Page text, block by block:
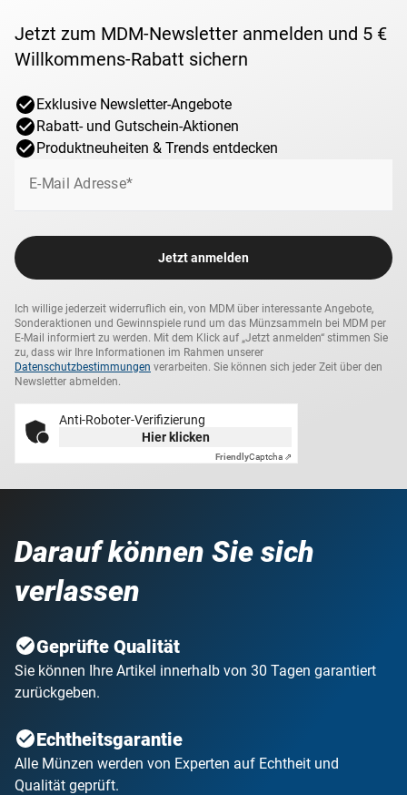
Jetzt zum MDM-Newsletter anmelden und 5 €
Willkommens-Rabatt sichern
Exklusive Newsletter-Angebote
Rabatt- und Gutschein-Aktionen
Produktneuheiten & Trends entdecken
E-Mail Adresse*
Jetzt anmelden
Ich willige jederzeit widerruflich ein, von MDM über interessante Angebote,
Sonderaktionen und Gewinnspiele rund um das Münzsammeln bei MDM per
E-Mail informiert zu werden. Mit dem Klick auf „Jetzt anmelden“ stimmen Sie
zu, dass wir Ihre Informationen im Rahmen unserer
Datenschutzbestimmungen verarbeiten. Sie können sich jeder Zeit über den
Newsletter abmelden.
Anti-Roboter-Verifizierung
Hier klicken
FriendlyCaptcha ⇗
Darauf können Sie sich
verlassen
Geprüfte Qualität
Sie können Ihre Artikel innerhalb von 30 Tagen garantiert
zurückgeben.
Echtheitsgarantie
Alle Münzen werden von Experten auf Echtheit und
Qualität geprüft.